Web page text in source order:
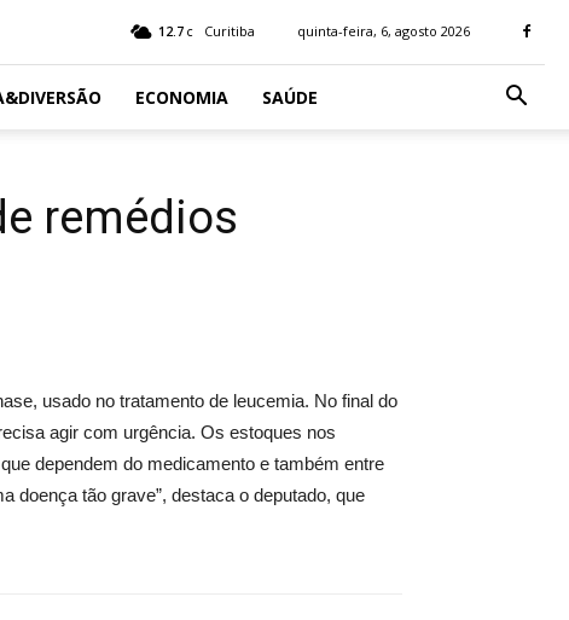
12.7 C Curitiba quinta-feira, 6, agosto 2026
ECONOMIA SAÚDE
remédios
usado no tratamento de leucemia. No final do
agir com urgência. Os estoques nos
dependem do medicamento e também entre
doença tão grave”, destaca o deputado, que